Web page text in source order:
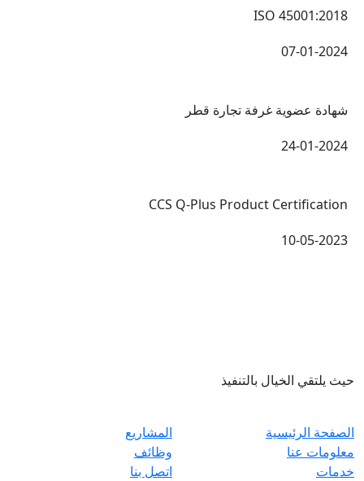
ISO 45001:2018
07-01-2024
شهادة عضوية غرفة تجارة قطر
24-01-2024
CCS Q-Plus Product Certification
10-05-2023
حيث يلتقي الخيال بالتنفيذ
الصفحة الرئيسية
معلومات عنا
خدمات
المشاريع
وظائف
اتصل بنا